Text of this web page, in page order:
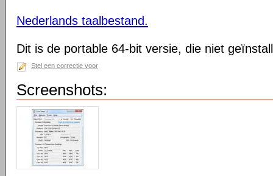
Nederlands taalbestand.
Dit is de portable 64-bit versie, die niet
Stel een correctie voor
Screenshots: